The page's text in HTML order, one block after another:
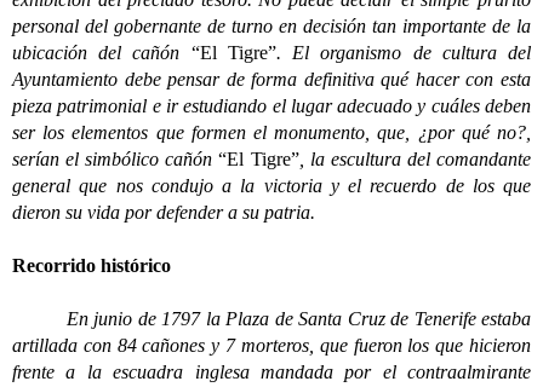
personal del gobernante de turno en decisión tan importante de la
ubicación del cañón “El Tigre”. El organismo de cultura del
Ayuntamiento debe pensar de forma definitiva qué hacer con esta
pieza patrimonial e ir estudiando el lugar adecuado y cuáles deben
ser los elementos que formen el monumento, que, ¿por qué no?,
serían el simbólico cañón“El Tigre”, la escultura del comandante
general que nos condujo a la victoria y el recuerdo de los que
dieron su vida por defender a su patria.
Recorrido histórico
En junio de 1797 la Plaza de Santa Cruz de Tenerife estaba
artillada con 84 cañones y 7 morteros, que fueron los que hicieron
frente a la escuadra inglesa mandada por el contraalmirante